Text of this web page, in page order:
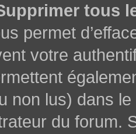
tous
permet
votre
non lus) dans
du forum.